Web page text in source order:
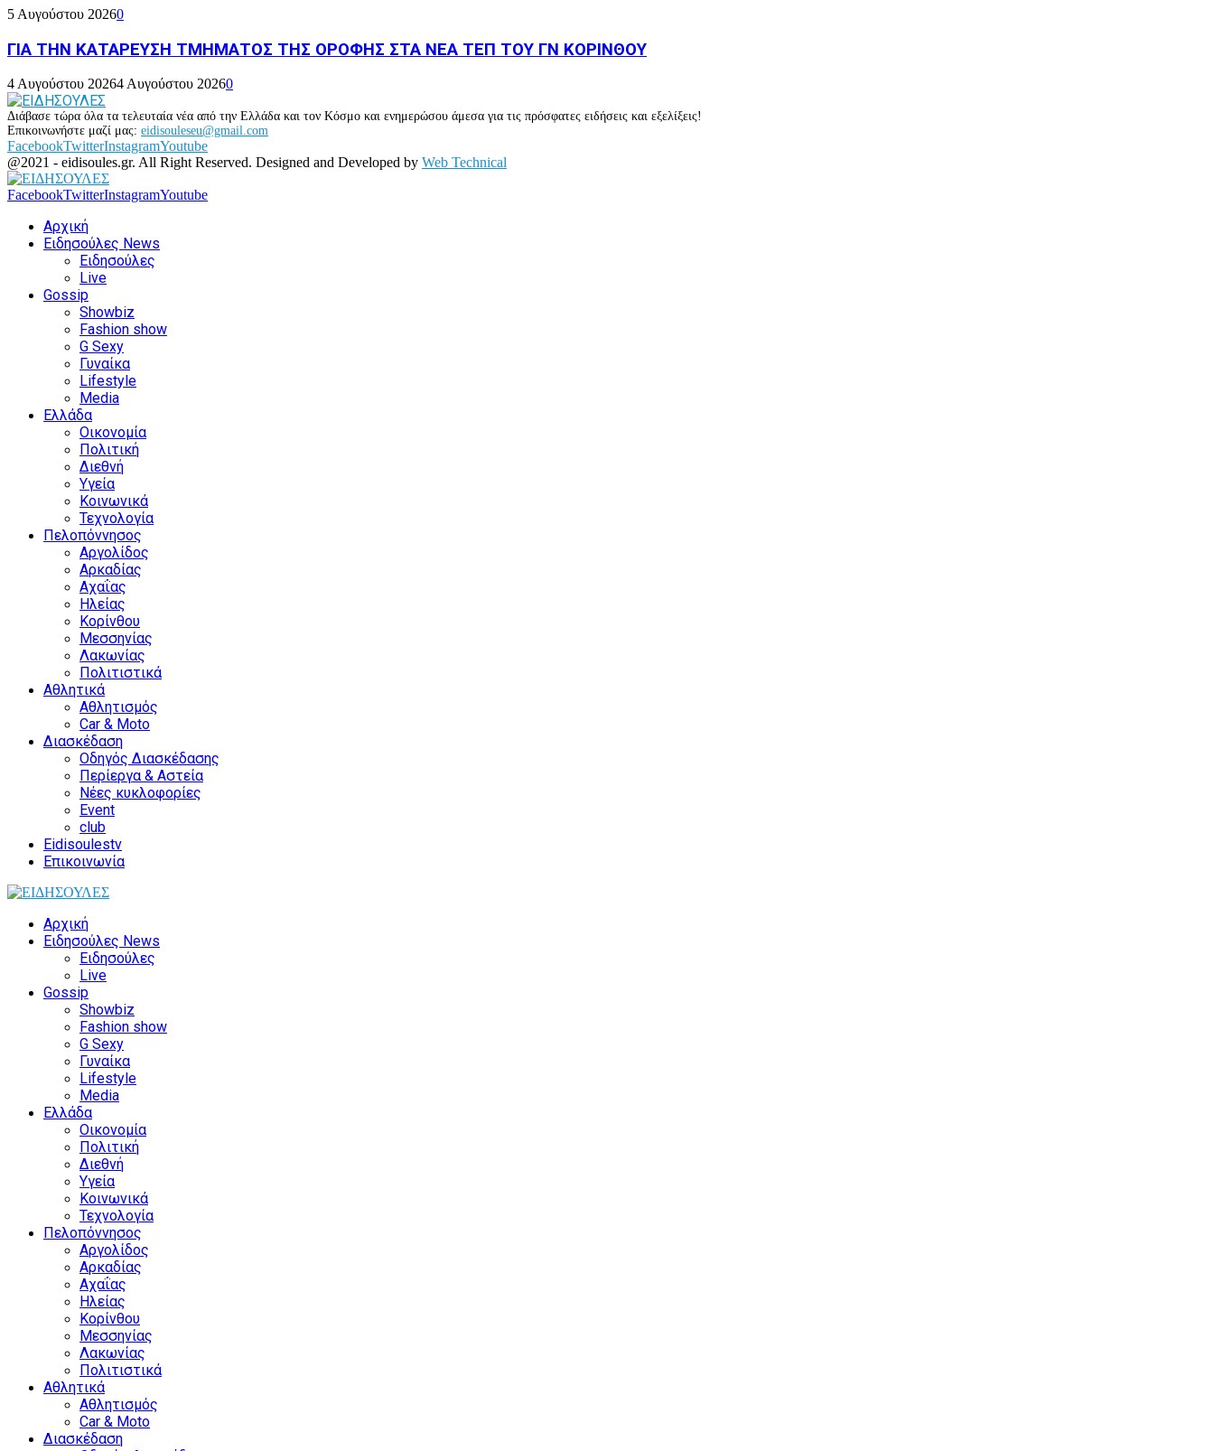
5 Αυγούστου 20260
ΓΙΑ ΤΗΝ ΚΑΤΑΡΕΥΣΗ ΤΜΗΜΑΤΟΣ ΤΗΣ ΟΡΟΦΗΣ ΣΤΑ ΝΕΑ ΤΕΠ ΤΟΥ ΓΝ ΚΟΡΙΝΘΟΥ
4 Αυγούστου 20264 Αυγούστου 20260
Διάβασε τώρα όλα τα τελευταία νέα από την Ελλάδα και τον Κόσμο και ενημερώσου άμεσα για τις πρόσφατες ειδήσεις και εξελίξεις!
Επικοινωνήστε μαζί μας: eidisouleseu@gmail.com
FacebookTwitterInstagramYoutube
@2021 - eidisoules.gr. All Right Reserved. Designed and Developed by Web Technical
FacebookTwitterInstagramYoutube
Αρχική
Ειδησούλες News
Ειδησούλες
Live
Gossip
Showbiz
Fashion show
G Sexy
Γυναίκα
Lifestyle
Media
Ελλάδα
Οικονομία
Πολιτική
Διεθνή
Υγεία
Κοινωνικά
Τεχνολογία
Πελοπόννησος
Αργολίδος
Αρκαδίας
Αχαΐας
Ηλείας
Κορίνθου
Μεσσηνίας
Λακωνίας
Πολιτιστικά
Αθλητικά
Αθλητισμός
Car & Moto
Διασκέδαση
Οδηγός Διασκέδασης
Περίεργα & Αστεία
Νέες κυκλοφορίες
Event
club
Eidisoulestv
Επικοινωνία
Αρχική
Ειδησούλες News
Ειδησούλες
Live
Gossip
Showbiz
Fashion show
G Sexy
Γυναίκα
Lifestyle
Media
Ελλάδα
Οικονομία
Πολιτική
Διεθνή
Υγεία
Κοινωνικά
Τεχνολογία
Πελοπόννησος
Αργολίδος
Αρκαδίας
Αχαΐας
Ηλείας
Κορίνθου
Μεσσηνίας
Λακωνίας
Πολιτιστικά
Αθλητικά
Αθλητισμός
Car & Moto
Διασκέδαση